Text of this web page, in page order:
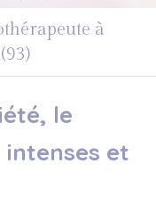
à
le
et